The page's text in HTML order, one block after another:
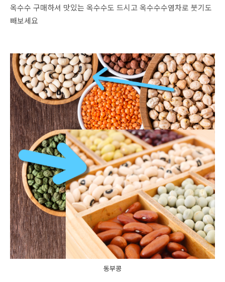
옥수수 구매하셔 맛있는 옥수수도 드시고 옥수수수염차로 붓기도
빼보세요
동부콩